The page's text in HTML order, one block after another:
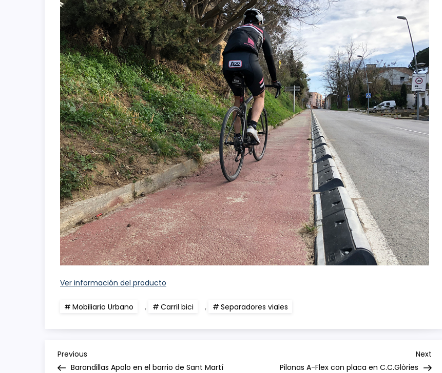
Ver información del producto
Mobiliario Urbano , Carril bici , Separadores viales
N
Previous
Post
Previous
Barandillas Apolo en el barrio de Sant Martí
Post
Next
Pilonas A-Flex con placa en C.C.Glòries